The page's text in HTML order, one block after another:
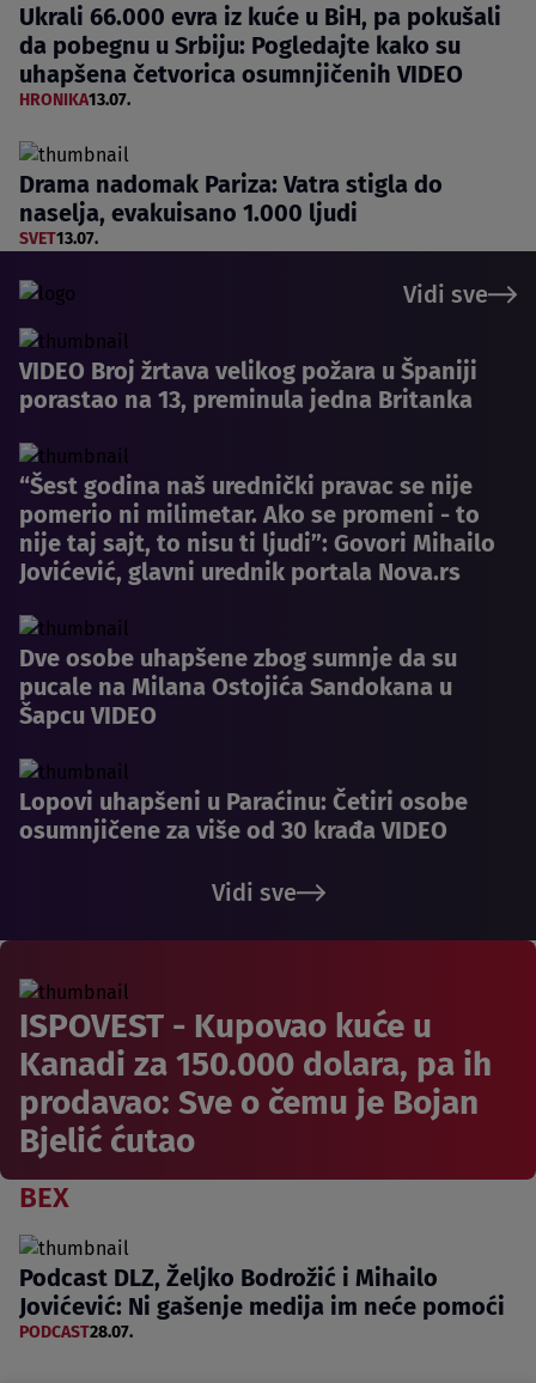
Ukrali 66.000 evra iz kuće u BiH, pa pokušali
da pobegnu u Srbiju: Pogledajte kako su
uhapšena četvorica osumnjičenih VIDEO
HRONIKA13.07.
Drama nadomak Pariza: Vatra stigla do
naselja, evakuisano 1.000 ljudi
SVET13.07.
Vidi sve
VIDEO Broj žrtava velikog požara u Španiji
porastao na 13, preminula jedna Britanka
“Šest godina naš urednički pravac se nije
pomerio ni milimetar. Ako se promeni - to
nije taj sajt, to nisu ti ljudi”: Govori Mihailo
Jovićević, glavni urednik portala Nova.rs
Dve osobe uhapšene zbog sumnje da su
pucale na Milana Ostojića Sandokana u
Šapcu VIDEO
Lopovi uhapšeni u Paraćinu: Četiri osobe
osumnjičene za više od 30 krađa VIDEO
Vidi sve
ISPOVEST - Kupovao kuće u
Kanadi za 150.000 dolara, pa ih
prodavao: Sve o čemu je Bojan
Bjelić ćutao
BEX
Podcast DLZ, Željko Bodrožić i Mihailo
Jovićević: Ni gašenje medija im neće pomoći
PODCAST28.07.